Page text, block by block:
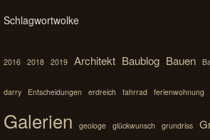
Schlagwortwolke
2016 2018 2019 Architekt Baublog Bauen
darry Entscheidungen erdreich fahrrad ferienwohnung
Galerien
geologe glückwunsch grundriss